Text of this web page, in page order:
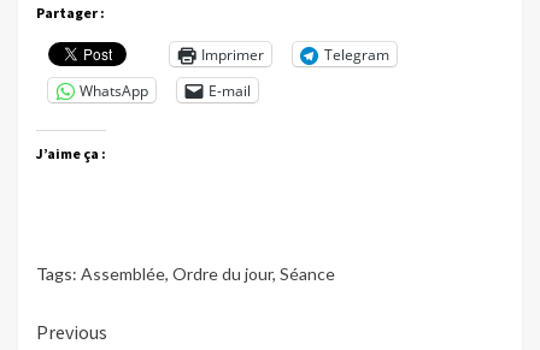
Partager :
Imprimer
Telegram
WhatsApp
E-mail
J’aime ça :
Tags: Assemblée, Ordre du jour, Séance
Continue
Previous